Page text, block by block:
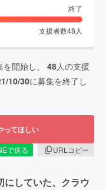
終了
支援者数48 人
を開始し、 48人の支援
10/30に募集を終了し
ってほしい
で送る
URLコピー
にしていた、クラウ